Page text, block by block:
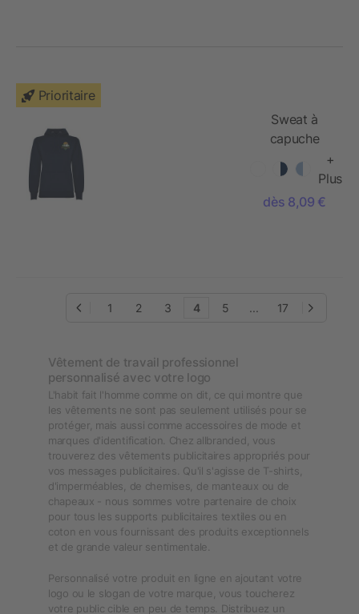
Prioritaire
Sweat à
capuche
Urban pour
femme
+
Plus
dès 8,09 €
1 2 3 4 5 ... 17
Vêtement de travail professionnel
personnalisé avec votre logo
L'habit fait l'homme comme on dit, ce qui montre que
les vêtements ne sont pas seulement utilisés pour se
protéger, mais aussi comme accessoires de mode et
marques d'identification. Chez allbranded, vous
trouverez des vêtements publicitaires appropriés pour
vos messages publicitaires. Qu'il s'agisse de T-shirts,
d'imperméables, de chemises, de manteaux ou de
chapeaux - nous sommes votre partenaire de choix
pour tous les supports publicitaires textiles ou en
coton en vous fournissant des produits exceptionnels
et de grande valeur sentimentale.
Personnalisé votre produit en ligne en ajoutant votre
logo ou le slogan de votre marque, vous toucherez
votre public cible en peu de temps. Distribuez un